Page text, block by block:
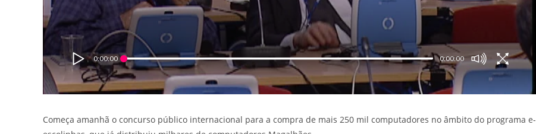
0:00:00 0:00:00
Começa amanhã o concurso público internacional para a compra de mais 250 mil computadores no âmbito do programa e-